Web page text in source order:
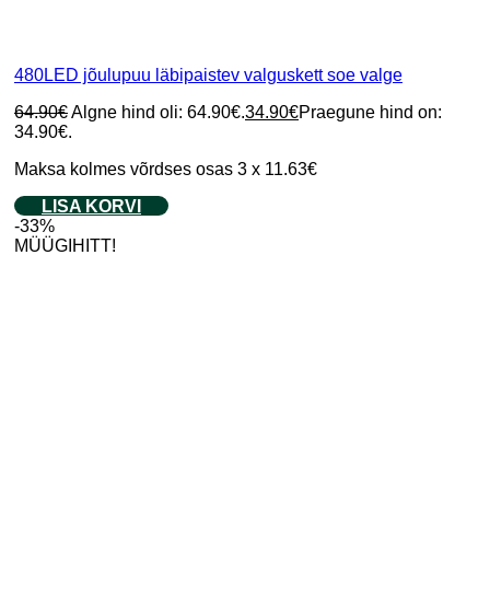
480LED jõulupuu läbipaistev valguskett soe valge
64.90€Algne hind oli: 64.90€.34.90€Praegune hind on:
34.90€.
Maksa kolmes võrdses osas 3 x 11.63€
LISA KORVI
-33%
MÜÜGIHITT!